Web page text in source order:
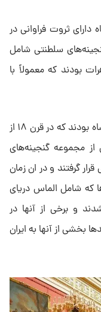
ثروت فراوانی در
سلطنتی شامل
بودند که معمولاً با
از جمله گنجینه‌های معروف جواهرات نادر شاه بودند که در قرن ۱۸ از
مجموعه گنجینه‌های
گرفتند و در ان زمان
که شامل الماس دریای
و برخی از آنها در
بخشی از آنها به ایران